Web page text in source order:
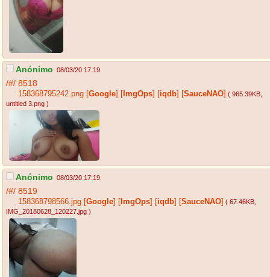
Anónimo 08/03/20 17:19
/#/ 8518
158368795242.png [Google] [ ImgOps] [iqdb] [SauceNAO] ( 965.39KB
untitled 3.png )
Anónimo 08/03/20 17:19
/#/ 8519
158368798566.jpg [Google] [ ImgOps] [iqdb] [SauceNAO] ( 67.46KB
IMG_20180628_120227.jpg )